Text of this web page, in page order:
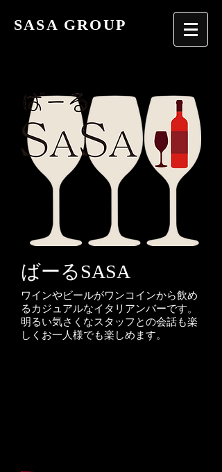
SASA GROUP
ばーるSASA
ワインやビールがワンコインから飲め
るカジュアルなイタリアンバーです。
明るい気さくなスタッフとの会話も楽
しくお一人様でも楽しめます。